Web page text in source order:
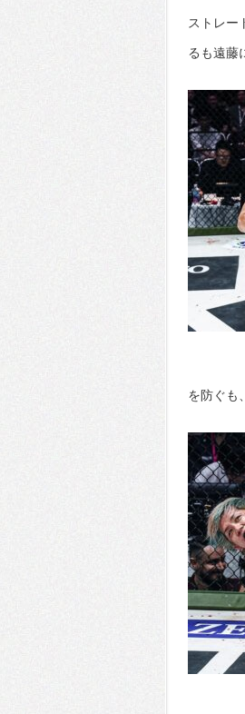
ストレー
るも遠藤
を防ぐも